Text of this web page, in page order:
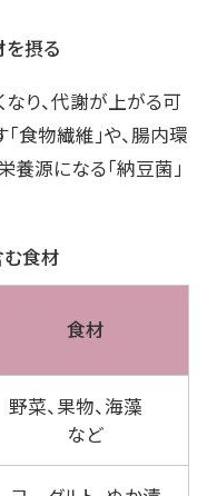
摂る
り、代謝が上がる可
食物繊維」や、腸内環
養源になる「納豆菌」
食材
食材
野菜、果物、海藻
など